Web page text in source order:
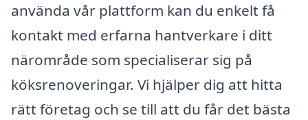
använda vår plattform kan du enkelt få
kontakt med erfarna hantverkare i ditt
närområde som specialiserar sig på
köksrenoveringar. Vi hjälper dig att hitta
rätt företag och se till att du får det bästa